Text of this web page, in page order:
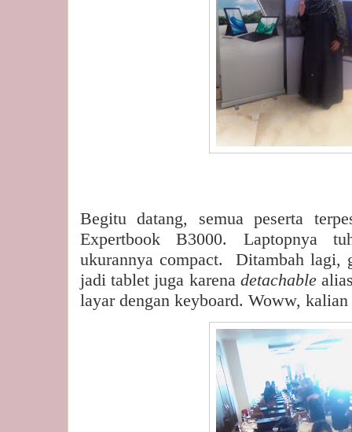
Begitu datang, semua peserta
Expertbook B3000. Laptopnya
ukurannya compact.
Ditambah lagi,
jadi tablet juga karena detachable
layar dengan keyboard. Woww,